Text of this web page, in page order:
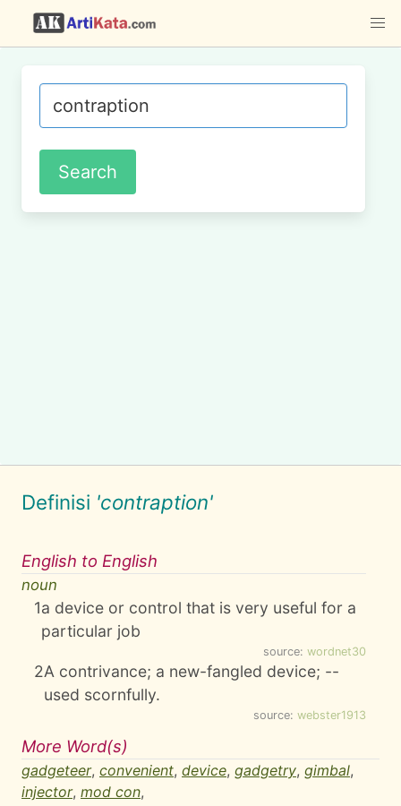
Definisi 'contraption'
English to English
noun
1a device or control that is very useful for a
particular job
source: wordnet30
2A contrivance; a new-fangled device; --
used scornfully.
source: webster1913
More Word(s)
gadgeteer, convenient, device, gadgetry, gimbal,
injector, mod con,